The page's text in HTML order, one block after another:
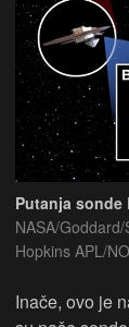
Putanja
NASA/
Hopkins APL/
Inače, ovo je